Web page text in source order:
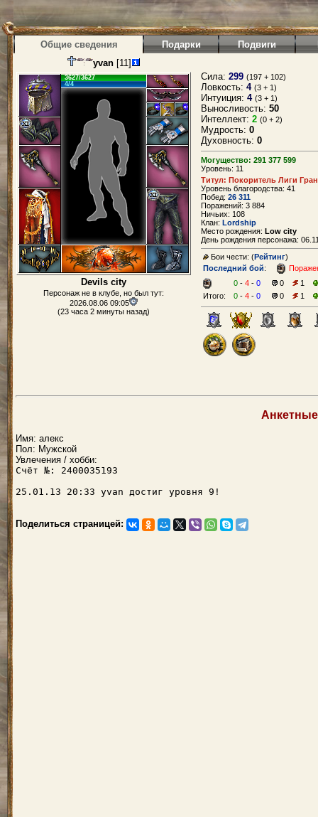
Общие сведения Подарки Подвиги
yvan [11]
3627/3627
4/4
Devils city
Персонаж не в клубе, но был тут:
2026.08.06 09:05
(23 часа 2 минуты назад)
Сила: 299 (197 + 102)
Ловкость: 4 (3 + 1)
Интуиция: 4 (3 + 1)
Выносливость: 50
Интеллект: 2 (0 + 2)
Мудрость: 0
Духовность: 0
Могущество: 291 377 599
Уровень: 11
Титул: Покоритель Лиги
Уровень благородства: 41
Побед: 26 311
Поражений: 3 884
Ничьих: 108
Клан: Lordship
Место рождения: Low city
День рождения персонажа:
Бои чести: (Рейтинг)
Последний бой:
0 - 4 - 0 0
1
Итого:
0 - 4 - 0 0 1
Имя: алекс
Пол: Мужской
Увлечения / хобби:
Счёт №: 2400035193
25.01.13 20:33 yvan достиг уровня 9!
Поделиться страницей: